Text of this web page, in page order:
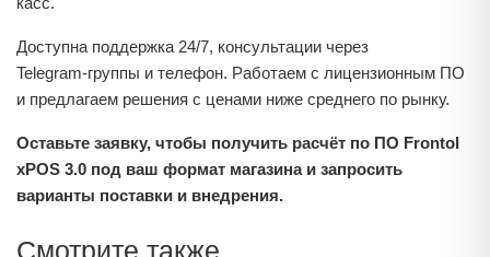
Доступна поддержка 24/7, консультации через
Telegram‑группы и телефон. Работаем с лицензионным ПО
и предлагаем решения с ценами ниже среднего по рынку.
Оставьте заявку, чтобы получить расчёт по ПО Frontol
xPOS 3.0 под ваш формат магазина и запросить
варианты поставки и внедрения.
Смотрите также